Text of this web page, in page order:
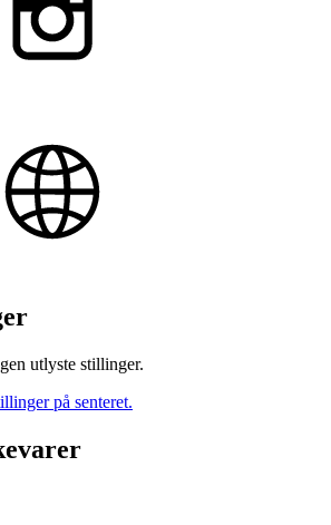
utlyste stillinger.
på senteret.